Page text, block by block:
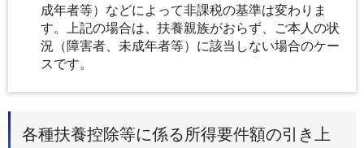
成年者等）などによって非課税の基準は変わりま
す。上記の場合は、扶養親族がおらず、ご本人の状
況（障害者、未成年者等）に該当しない場合のケー
スです。
各種扶養控除等に係る所得要件額の引き上